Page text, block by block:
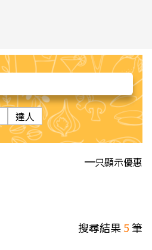
達人
只顯示優惠
搜尋結果5筆